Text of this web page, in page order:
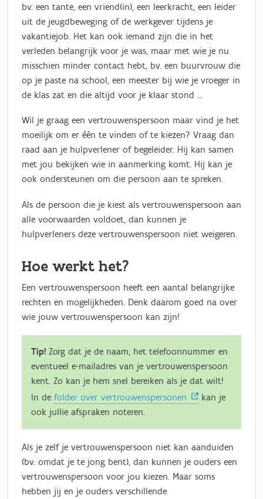
bv. een tante, een vriend(in), een leerkracht, een leider
uit de jeugdbeweging of de werkgever tijdens je
vakantiejob. Het kan ook iemand zijn die in het
verleden belangrijk voor je was, maar met wie je nu
misschien minder contact hebt, bv. een buurvrouw die
op je paste na school, een meester bij wie je vroeger in
de klas zat en die altijd voor je klaar stond ...
Wil je graag een vertrouwenspersoon maar vind je het
moeilijk om er één te vinden of te kiezen? Vraag dan
raad aan je hulpverlener of begeleider. Hij kan samen
met jou bekijken wie in aanmerking komt. Hij kan je
ook ondersteunen om die persoon aan te spreken.
Als de persoon die je kiest als vertrouwenspersoon aan
alle voorwaarden voldoet, dan kunnen je
hulpverleners deze vertrouwenspersoon niet weigeren.
Hoe werkt het?
Een vertrouwenspersoon heeft een aantal belangrijke
rechten en mogelijkheden. Denk daarom goed na over
wie jouw vertrouwenspersoon kan zijn!
Tip! Zorg dat je de naam, het telefoonnummer en
eventueel e-mailadres van je vertrouwenspersoon
kent. Zo kan je hem snel bereiken als je dat wilt!
In de folder over vertrouwenspersonen
kan je
ook jullie afspraken noteren.
Als je zelf je vertrouwenspersoon niet kan aanduiden
(bv. omdat je te jong bent), dan kunnen je ouders een
vertrouwenspersoon voor jou kiezen. Maar soms
hebben jij en je ouders verschillende